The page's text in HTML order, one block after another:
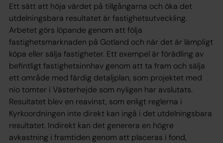
Ett sätt att höja värdet på tillgångarna och öka det
utdelningsbara resultatet är fastighetsutveckling.
Arbetet görs löpande genom att följa
fastighetsmarknaden på Gotland och när det är lämpligt
köpa eller sälja fastigheter. Ett exempel är förädling av
befintligt fastighetsinnhav genom att ta fram och sälja
ett område med färdig detaljplan, som projektet med
nio tomter i Västerhejde som nyligen har avslutats.
Resultatet blev en reavinst, som enligt reglerna i
Kyrkoordningen inte direkt kan ingå i det utdelningsbara
resultatet. Indirekt kan det generera en högre
avkastning i framtiden genom att placeras i fond,